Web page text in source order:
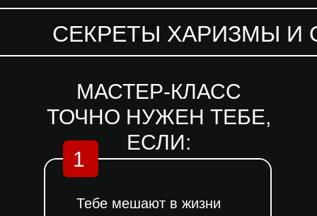
Open this page on desktop
>1200px to see animation
СЕКРЕТЫ ХАРИЗМЫ И
Тебе мешают в жизни
МАСТЕР-КЛАСС
ТОЧНО НУЖЕН ТЕБЕ,
ЕСЛИ:
1